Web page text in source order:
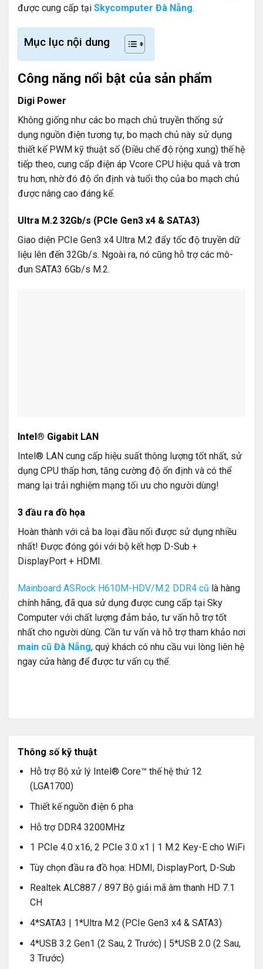
được cung cấp tại Skycomputer Đà Nẵng.
Mục lục nội dung
Công năng nổi bật của sản phẩm
Digi Power
Không giống như các bo mạch chủ truyền thống sử
dụng nguồn điện tương tự, bo mạch chủ này sử dụng
thiết kế PWM kỹ thuật số (Điều chế độ rộng xung) thế hệ
tiếp theo, cung cấp điện áp Vcore CPU hiệu quả và trơn
tru hơn, nhờ đó độ ổn định và tuổi thọ của bo mạch chủ
được nâng cao đáng kể.
Ultra M.2 32Gb/s (PCIe Gen3 x4 & SATA3)
Giao diện PCIe Gen3 x4 Ultra M.2 đẩy tốc độ truyền dữ
liệu lên đến 32Gb/s. Ngoài ra, nó cũng hỗ trợ các mô-
đun SATA3 6Gb/s M.2.
Intel® Gigabit LAN
Intel® LAN cung cấp hiệu suất thông lượng tốt nhất, sử
dụng CPU thấp hơn, tăng cường độ ổn định và có thể
mang lại trải nghiệm mạng tối ưu cho người dùng!
3 đầu ra đồ họa
Hoàn thành với cả ba loại đầu nối được sử dụng nhiều
nhất! Được đóng gói với bộ kết hợp D-Sub +
DisplayPort + HDMI.
Mainboard ASRock H610M-HDV/M.2 DDR4 cũ là hàng
chính hãng, đã qua sử dụng được cung cấp tại Sky
Computer với chất lượng đảm bảo, tư vấn hỗ trợ tốt
nhất cho người dùng. Cần tư vấn và hỗ trợ tham khảo nơi
main cũ Đà Nẵng, quý khách có nhu cầu vui lòng liên hệ
ngay cửa hàng để được tư vấn cụ thể.
Thông số kỹ thuật
Hỗ trợ Bộ xử lý Intel® Core™ thế hệ thứ 12
(LGA1700)
Thiết kế nguồn điện 6 pha
Hỗ trợ DDR4 3200MHz
1 PCIe 4.0 x16, 2 PCIe 3.0 x1 | 1 M.2 Key-E cho WiFi
Tùy chọn đầu ra đồ họa: HDMI, DisplayPort, D-Sub
Realtek ALC887 / 897 Bộ giải mã âm thanh HD 7.1
CH
4*SATA3 | 1*Ultra M.2 (PCIe Gen3 x4 & SATA3)
4*USB 3.2 Gen1 (2 Sau, 2 Trước) | 5*USB 2.0 (2 Sau,
3 Trước)